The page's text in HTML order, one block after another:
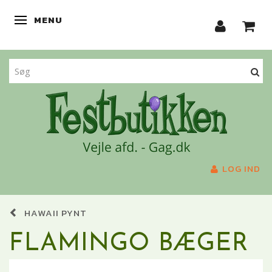
SKIFTE NAVIGATION
MENU
LOG IND
HAWAII PYNT
FLAMINGO BÆGER